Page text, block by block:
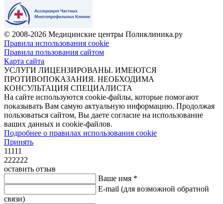
© 2008-2026 Медицинские центры Поликлиника.ру
Правила использования cookie
Правила пользования сайтом
Карта сайта
УСЛУГИ ЛИЦЕНЗИРОВАНЫ. ИМЕЮТСЯ
ПРОТИВОПОКАЗАНИЯ. НЕОБХОДИМА
КОНСУЛЬТАЦИЯ СПЕЦИАЛИСТА
На сайте используются cookie-файлы, которые помогают
показывать Вам самую актуальную информацию. Продолжая
пользоваться сайтом, Вы даете согласие на использование
ваших данных и cookie-файлов.
Подробнее о правилах использования cookie
Принять
11111
222222
оставить отзыв
Ваше имя *
E-mail (для возможной обратной
связи)